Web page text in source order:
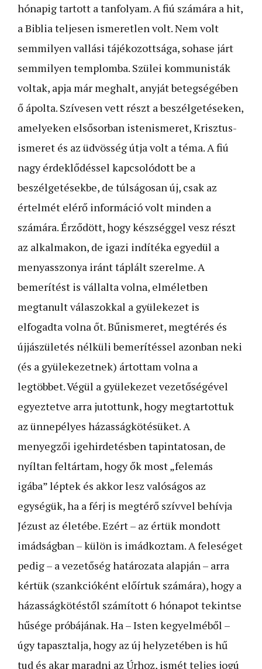
hónapig tartott a tanfolyam. A fiú számára a hit,
a Biblia teljesen ismeretlen volt. Nem volt
semmilyen vallási tájékozott­sága, sohase járt
semmilyen templomba. Szülei kommunisták
voltak, apja már meghalt, anyját betegségében
ő ápolta. Szívesen vett részt a beszélgetéseken,
amelyeken elsősorban istenismeret, Krisztus-
ismeret és az üdvösség útja volt a téma. A fiú
nagy érdeklődéssel kapcsolódott be a
beszélgetésekbe, de túlságosan új, csak az
értelmét elérő információ volt minden a
számára. Érződött, hogy készséggel vesz részt
az alkalmakon, de igazi indítéka egyedül a
menyasszonya iránt táplált szerelme. A
bemerítést is vállalta volna, elméletben
megtanult válaszokkal a gyülekezet is
elfogadta volna őt. Bűnismeret, megtérés és
újjászületés nélküli bemerítéssel azonban neki
(és a gyülekezetnek) ártottam volna a
legtöbbet. Végül a gyülekezet vezetőségével
egyeztetve arra jutottunk, hogy megtartottuk
az ünnepélyes házasságkötésüket. A
menyegzői igehirdetésben tapintatosan, de
nyíltan feltártam, hogy ők most „felemás
igába” léptek és akkor lesz valóságos az
egységük, ha a férj is megtérő szívvel behívja
Jézust az életébe. Ezért – az értük mondott
imádságban – külön is imádkoztam. A feleséget
pedig – a vezetőség határozata alapján – arra
kér­tük (szankcióként előírtuk számára), hogy a
házasságkötéstől számított 6 hónapot tekintse
hűsége próbájának. Ha – Isten kegyelméből –
úgy tapasztalja, hogy az új helyzetében is hű
tud és akar maradni az Úrhoz, ismét teljes jogú